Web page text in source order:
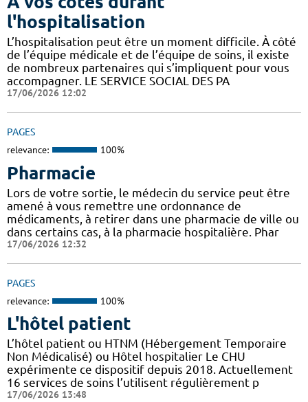
l'hospitalisation
L’hospitalisation peut être un moment difficile. À côté
de l’équipe médicale et de l’équipe de soins, il existe
de nombreux partenaires qui s’impliquent pour vous
accompagner. LE SERVICE SOCIAL DES PA
17/06/2026 12:02
PAGES
relevance: 100%
Pharmacie
Lors de votre sortie, le médecin du service peut être
amené à vous remettre une ordonnance de
médicaments, à retirer dans une pharmacie de ville ou
dans certains cas, à la pharmacie hospitalière. Phar
17/06/2026 12:32
PAGES
relevance: 100%
L'hôtel patient
L’hôtel patient ​​ou HTNM (Hébergement Temporaire
Non Médicalisé)​​​​​​ ou Hôtel hospitalier Le CHU
expérimente ce dispositif depuis 2018. Actuellement
16 services de soins l’utilisent régulièrement p
17/06/2026 13:48